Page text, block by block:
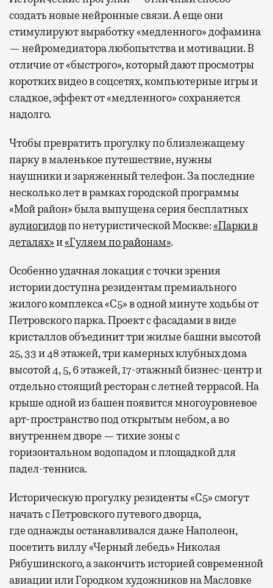
создать новые нейронные связи. А еще они
стимулируют выработку «медленного» дофамина
— нейромедиатора любопытства и мотивации. В
отличие от «быстрого», который дают просмотры
коротких видео в соцсетях, компьютерные игры и
сладкое, эффект от «медленного» сохраняется
надолго.
Чтобы превратить прогулку по близлежащему
парку в маленькое путешествие, нужны
наушники и заряженный телефон. За последние
несколько лет в рамках городской программы
«Мой район» была выпущена серия бесплатных
аудиогидовпо нетуристической Москве:«Парки в
деталях»и«Гуляем по районам».
Особенно удачная локация с точки зрения
истории доступна резидентам премиального
жилого комплекса «С5»в одной минуте ходьбы от
Петровского парка. Проект с фасадами в виде
кристаллов объединит три жилые башни высотой
25, 33 и 48 этажей, три камерных клубных дома
высотой 4, 5, 6 этажей, 17-этажный бизнес-центр и
отдельно стоящий ресторан с летней террасой. На
крыше одной из башен появится многоуровневое
арт-пространство под открытым небом, а во
внутреннем дворе — тихие зоны с
горизонтальном водопадом и площадкой для
падел-тенниса.
Историческую прогулку резиденты «С5» смогут
начать с Петровского путевого дворца,
гдеоднажды останавливался даже Наполеон,
посетить виллу «Черный лебедь» Николая
Рябушинского, а закончить историей современной
авиации или Городком художников на Масловке